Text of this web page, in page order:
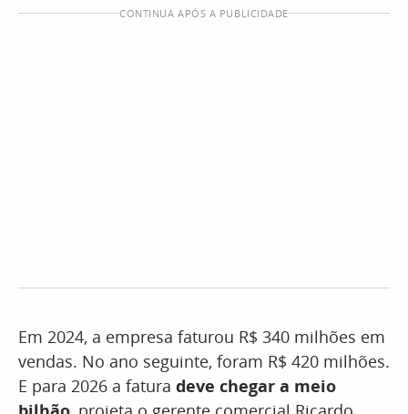
CONTINUA APÓS A PUBLICIDADE
Em 2024, a empresa faturou R$ 340 milhões em
vendas. No ano seguinte, foram R$ 420 milhões.
E para 2026 a fatura deve chegar a meio